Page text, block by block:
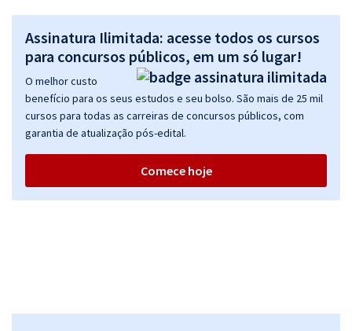
Assinatura Ilimitada: acesse todos os cursos
para concursos públicos, em um só lugar!
O melhor custo
benefício para os seus estudos e seu bolso. São mais de 25 mil
cursos para todas as carreiras de concursos públicos, com
garantia de atualização pós-edital.
Comece hoje